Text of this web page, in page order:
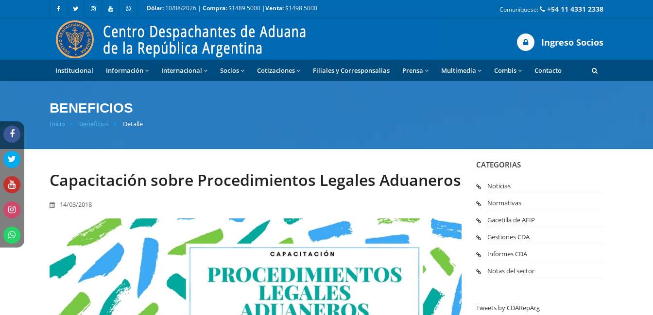
Dólar: 10/08/2026 | Compra:$1489.5000 |Venta:$1498.5000 Comuníquese: +54 11 4331 2338
Ingreso Socios
Institucional Información Internacional Socios Cotizaciones Filiales y Corresponsalias Prensa Multimedia Combis Contacto
BENEFICIOS
Inicio Beneficios Detalle
Capacitación sobre Procedimientos Legales Aduaneros
14/03/2018
CATEGORIAS
Noticias
Normativas
Gacetilla de AFIP
Gestiones CDA
Informes CDA
Notas del sector
Tweets by CDARepArg